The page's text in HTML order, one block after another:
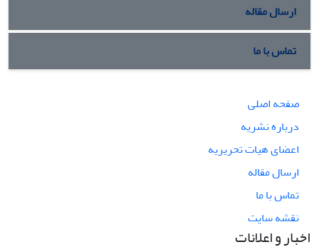
ارسال مقاله
تماس با ما
صفحه اصلی
درباره نشریه
اعضای هیات تحریریه
ارسال مقاله
تماس با ما
نقشه سایت
اخبار و اعلانات